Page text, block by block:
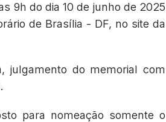
9h do dia 10 de junho de 2025
de Brasília - DF, no site da
julgamento do memorial com
para nomeação somente o